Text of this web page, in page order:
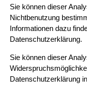
Sie können dieser
Nichtbenutzung
Informationen dazu
Datenschutzerklärung.
Sie können dieser
Datenschutzerklärung